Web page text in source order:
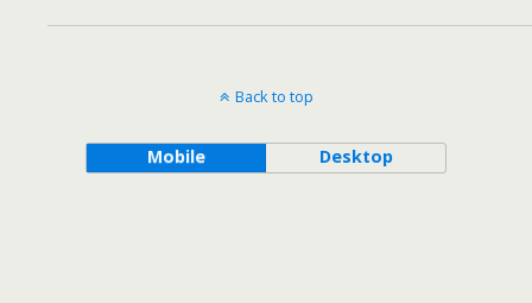
Back to top
Mobile Desktop